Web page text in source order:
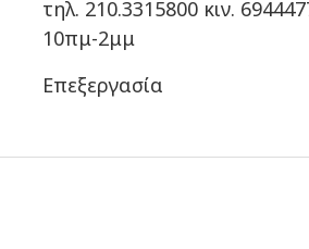
τηλ. 210.3315800 κιν.
10πμ-2μμ
Επεξεργασία